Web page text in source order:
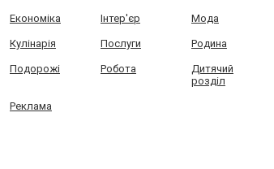
Економіка Інтер'єр Мода
Кулінарія Послуги Родина
Подорожі Робота
Дитячий
розділ
Реклама